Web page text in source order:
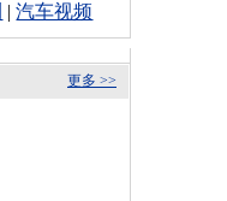
|汽车视频
更多 >>